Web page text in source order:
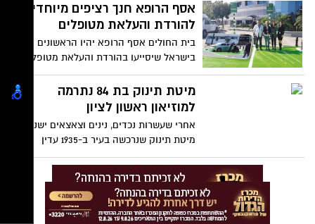
מרחבי הארץ באות הוקרה על פעילותו
החברתית הענפה. בנימוקי הזכייה נכתב עליו
כי הוא פועל "בהתמדה, במסירות ובמחויבות
עמוקה למען הנוער והחברה בעיר"
אסף הרופא חנך רציפים מיוחדים
להורדת והעלאת מטופלים
בית החולים אסף הרופא יהיו הראשונים
בישראל שיסייעו בהורדת והעלאת מטופלים
המתקשים בתנועה
מיטת תינוק בת 84 נתרמה
למוזיאון ראשון לציון
אחרי שעשרות נכדים, נינים וצאצאים ישנו בה,
מיטת תינוק שנרכשה בעיר ב-1935 עדין
שמורה היטב וככזאת היא נתרמה למוזיאון
ראשון ע"י ניצה וולפנזון, נינתו של אחד
ממייסדי המושבה ראשון לציון